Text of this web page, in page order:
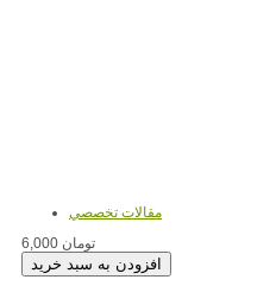
مقالات تخصصي
6,000 تومان